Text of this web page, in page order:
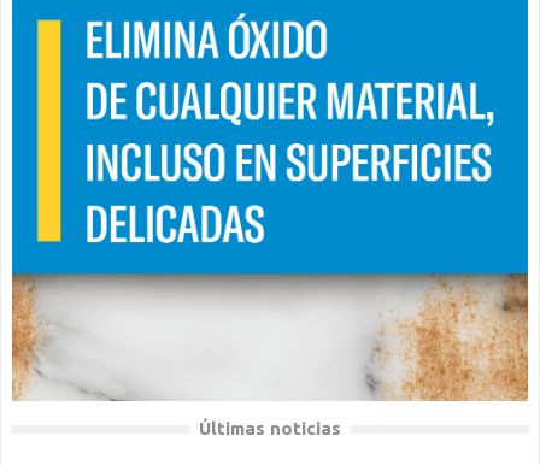
Últimas noticias